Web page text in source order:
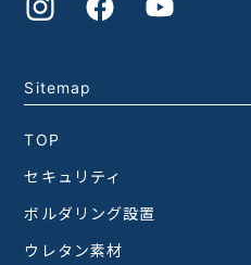
Sitemap
TOP
セキュリティ
ボルダリング設置
ウレタン素材